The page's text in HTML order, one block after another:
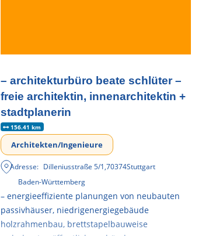
– architekturbüro beate schlüter –
freie architektin, innenarchitektin +
stadtplanerin
156.41 km
Architekten/Ingenieure
Adresse: Dilleniusstraße 5/1,70374Stuttgart
Baden-Württemberg
– energieeffiziente planungen von neubauten
passivhäuser, niedrigenergiegebäude
holzrahmenbau, brettstapelbauweise